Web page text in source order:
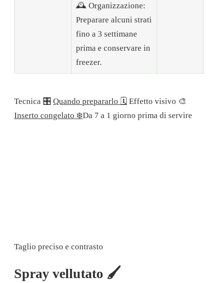
🕰 Organizzazione:
Preparare alcuni strati
fino a 3 settimane
prima e conservare in
freezer.
Tecnica 🎛 Quando prepararlo 🗓 Effetto visivo 🎨
Inserto congelato ❄️Da 7 a 1 giorno prima di servire
Taglio preciso e contrasto
Spray vellutato 🖌️